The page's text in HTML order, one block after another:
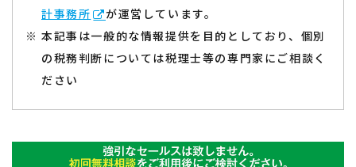
計事務所
が運営しています。
本記事は一般的な情報提供を目的としており、個別
の税務判断については税理士等の専門家にご相談く
ださい